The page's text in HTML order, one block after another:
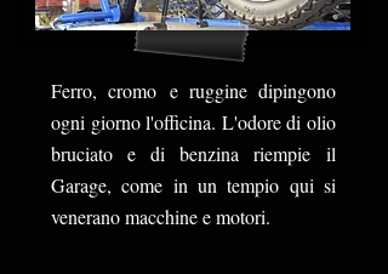
Ferro, cromo e ruggine dipingono
ogni giorno l'officina. L'odore di olio
bruciato e di benzina riempie il
Garage, come in un tempio qui si
venerano macchine e motori.